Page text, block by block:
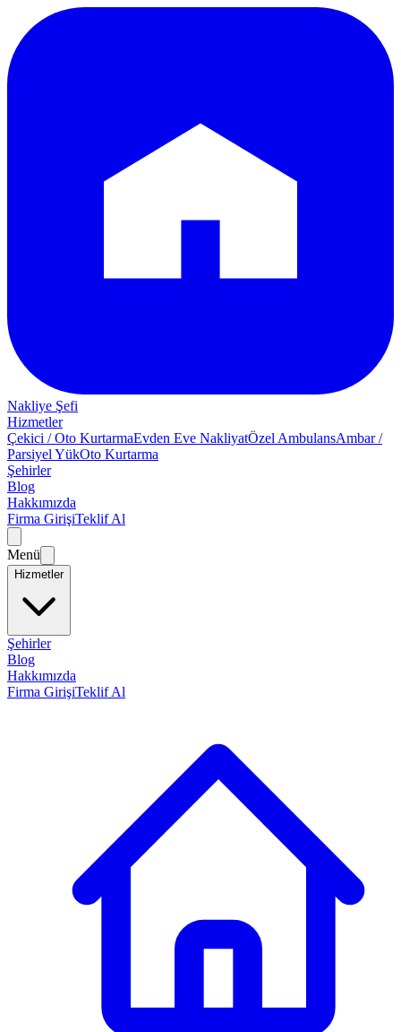
Nakliye Şefi
Hizmetler
Çekici / Oto KurtarmaEvden Eve NakliyatÖzel AmbulansAmbar /
Parsiyel YükOto Kurtarma
Şehirler
Blog
Hakkımızda
Firma GirişiTeklif Al
Menü
Hizmetler
Şehirler
Blog
Hakkımızda
Firma GirişiTeklif Al